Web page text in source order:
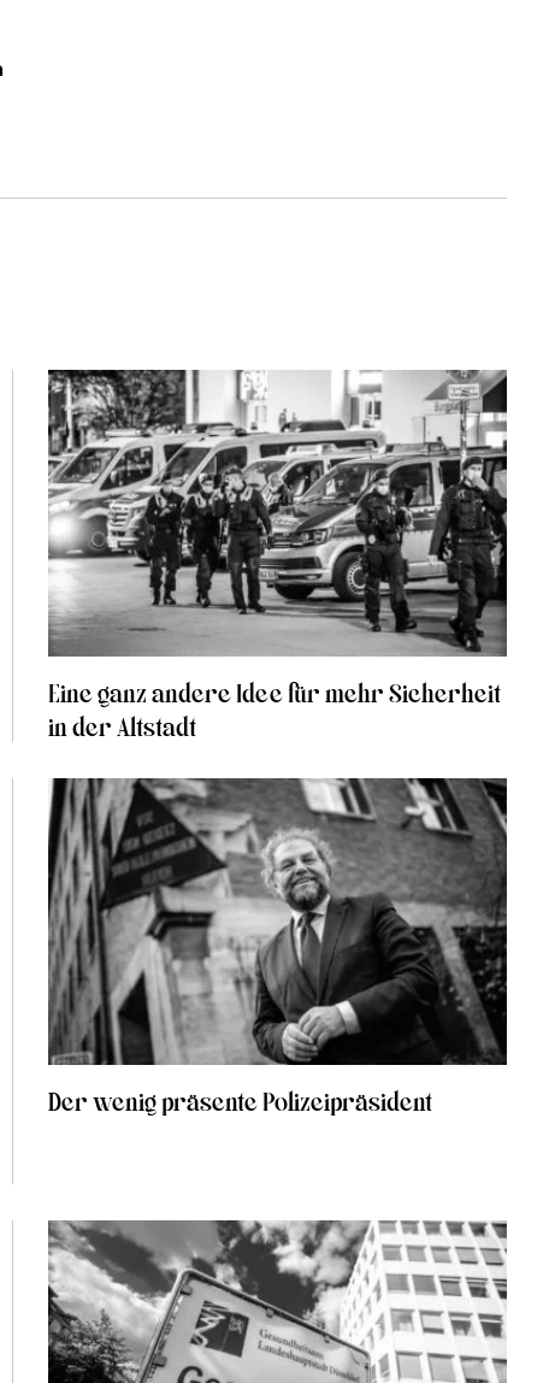
Eine ganz andere Idee für mehr Sicherheit
in der Altstadt
Der wenig präsente Polizeipräsident